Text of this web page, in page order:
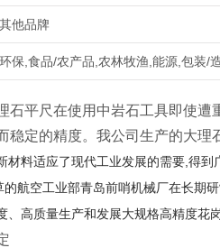
其他品牌
环保,食品/农产品,农林牧渔,能源,包装/
石平尺在使用中岩石工具即使
稳定的精度。我公司生产的大
材料适应了现代工业发展的需要 得到
航空工业部青岛前哨机械厂在长期
、高质量生产和发展大规格高精度花